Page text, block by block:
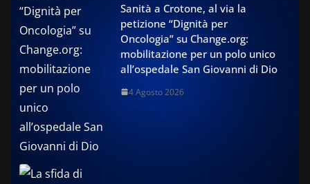
Sanità a Crotone, al via la
petizione “Dignità per
Oncologia” su Change.org:
mobilitazione per un polo unico
all’ospedale San Giovanni di Dio
4 Agosto 2026